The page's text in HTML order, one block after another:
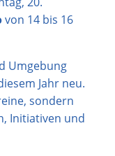
von 14 bis 16
Umgebung
Jahr neu.
sondern
Initiativen und